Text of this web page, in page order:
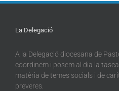
La Delegació
A la Delegació diocesana de
coordinem i posem al dia la
matèria de temes socials i de
preveres.